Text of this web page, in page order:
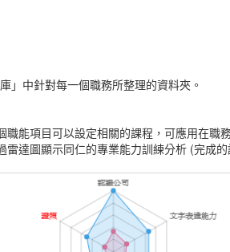
」中針對每一個職務所整理的資料夾。
能項目可以設定相關的課程，可應用在職
達圖顯示同仁的專業能力訓練分析 (完成